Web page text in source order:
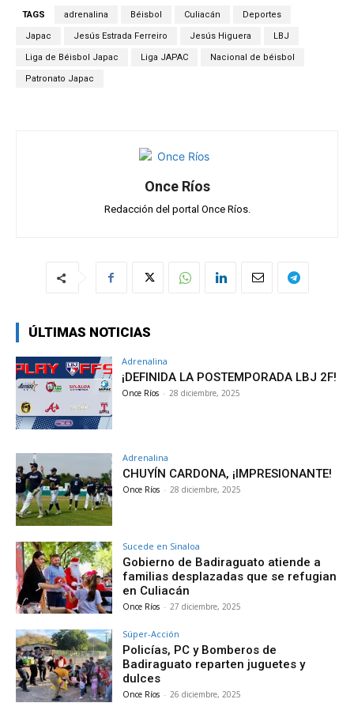
A
p
p
b
o
o
k
gr
a
m
p
ar
tir
TAGS adrenalina Béisbol Culiacán Deportes
Japac Jesús Estrada Ferreiro Jesús Higuera LBJ
Liga de Béisbol Japac Liga JAPAC Nacional de béisbol
Patronato Japac
Once Ríos
Redacción del portal Once Ríos.
ÚLTIMAS NOTICIAS
Adrenalina
¡DEFINIDA LA POSTEMPORADA LBJ 2F!
Once Ríos - 28 diciembre, 2025
Adrenalina
CHUYÍN CARDONA, ¡IMPRESIONANTE!
Once Ríos - 28 diciembre, 2025
Sucede en Sinaloa
Gobierno de Badiraguato atiende a
familias desplazadas que se refugian
en Culiacán
Once Ríos - 27 diciembre, 2025
Súper-Acción
Policías, PC y Bomberos de
Badiraguato reparten juguetes y
dulces
Once Ríos - 26 diciembre, 2025